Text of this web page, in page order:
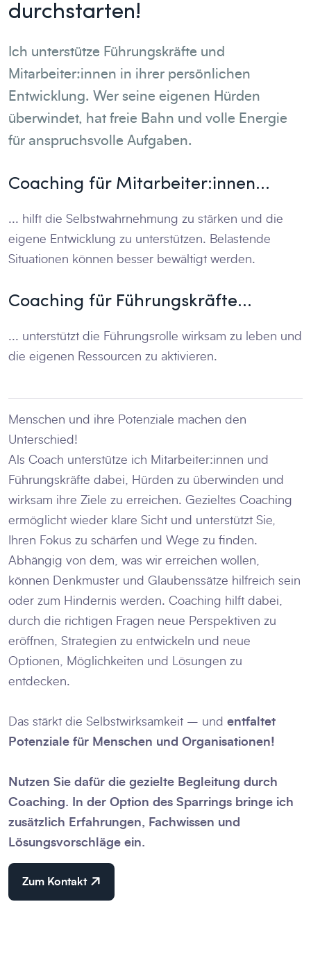
durchstarten!
Ich unterstütze Führungskräfte und
Mitarbeiter:innen in ihrer persönlichen
Entwicklung. Wer seine eigenen Hürden
überwindet, hat freie Bahn und volle Energie
für anspruchsvolle Aufgaben.
Coaching für Mitarbeiter:innen...
... hilft die Selbstwahrnehmung zu stärken und die
eigene Entwicklung zu unterstützen. Belastende
Situationen können besser bewältigt werden.
Coaching für Führungskräfte...
... unterstützt die Führungsrolle wirksam zu leben und
die eigenen Ressourcen zu aktivieren.
Menschen und ihre Potenziale machen den
Unterschied!
Als Coach unterstütze ich Mitarbeiter:innen und
Führungskräfte dabei, Hürden zu überwinden und
wirksam ihre Ziele zu erreichen. Gezieltes Coaching
ermöglicht wieder klare Sicht und unterstützt Sie,
Ihren Fokus zu schärfen und Wege zu finden.
Abhängig von dem, was wir erreichen wollen,
können Denkmuster und Glaubenssätze hilfreich sein
oder zum Hindernis werden. Coaching hilft dabei,
durch die richtigen Fragen neue Perspektiven zu
eröffnen, Strategien zu entwickeln und neue
Optionen, Möglichkeiten und Lösungen zu
entdecken.
Das stärkt die Selbstwirksamkeit – und entfaltet
Potenziale für Menschen und Organisationen!
Nutzen Sie dafür die gezielte Begleitung durch
Coaching. In der Option des Sparrings bringe ich
zusätzlich Erfahrungen, Fachwissen und
Lösungsvorschläge ein.
Zum Kontakt